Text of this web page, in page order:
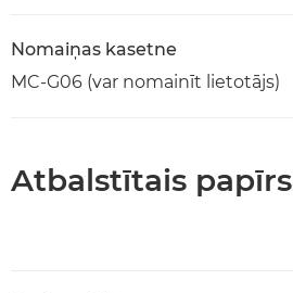
Nomaiņas kasetne
MC-G06 (var nomainīt lietotājs)
Atbalstītais papīrs